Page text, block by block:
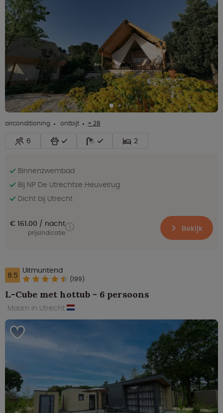
airconditioning ontbijt + 28
6 2
Binnenzwembad
Bij NP De Utrechtse Heuvelrug
Dicht bij Utrecht
€ 161.00 nacht
prijsindicatie Bekijk
8.5 Uitmuntend
(199)
L-Cube met hottub - 6 persoons
Maarn in Utrecht